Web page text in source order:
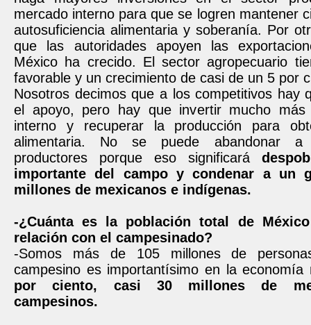
mercado interno para que se logren mantener
autosuficiencia alimentaria y soberanía. Por
que las autoridades apoyen las
México ha crecido. El sector agropecuario
favorable y un crecimiento de casi de un 5 por
Nosotros decimos que a los competitivos hay
el apoyo, pero hay que invertir mucho
interno y recuperar la producción para
alimentaria. No se puede abandonar a
productores porque eso significará
importante del campo y condenar a un
millones de mexicanos e indígenas.
-¿Cuánta es la población total de
relación con el campesinado?
-Somos más de 105 millones de
campesino es importantísimo en la
por ciento, casi 30 millones de
campesinos.